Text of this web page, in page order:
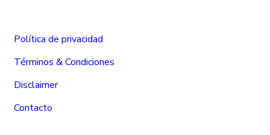
Política de privacidad
Términos & Condiciones
Disclaimer
Contacto